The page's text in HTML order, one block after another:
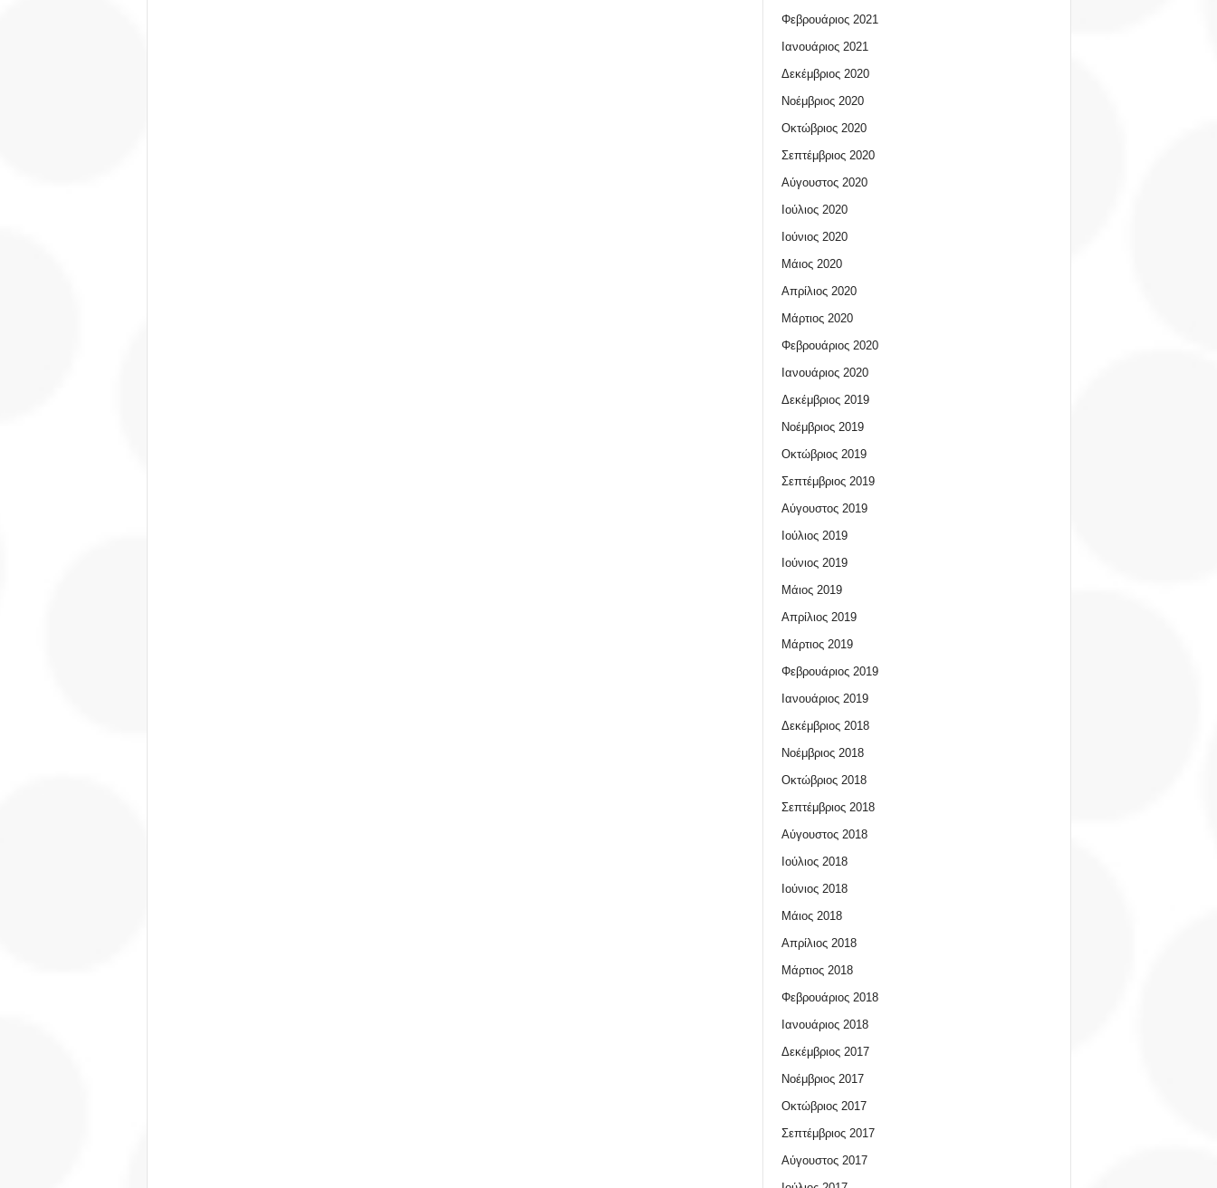
Φεβρουάριος 2021
Ιανουάριος 2021
Δεκέμβριος 2020
Νοέμβριος 2020
Οκτώβριος 2020
Σεπτέμβριος 2020
Αύγουστος 2020
Ιούλιος 2020
Ιούνιος 2020
Μάιος 2020
Απρίλιος 2020
Μάρτιος 2020
Φεβρουάριος 2020
Ιανουάριος 2020
Δεκέμβριος 2019
Νοέμβριος 2019
Οκτώβριος 2019
Σεπτέμβριος 2019
Αύγουστος 2019
Ιούλιος 2019
Ιούνιος 2019
Μάιος 2019
Απρίλιος 2019
Μάρτιος 2019
Φεβρουάριος 2019
Ιανουάριος 2019
Δεκέμβριος 2018
Νοέμβριος 2018
Οκτώβριος 2018
Σεπτέμβριος 2018
Αύγουστος 2018
Ιούλιος 2018
Ιούνιος 2018
Μάιος 2018
Απρίλιος 2018
Μάρτιος 2018
Φεβρουάριος 2018
Ιανουάριος 2018
Δεκέμβριος 2017
Νοέμβριος 2017
Οκτώβριος 2017
Σεπτέμβριος 2017
Αύγουστος 2017